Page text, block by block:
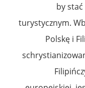
by
turystycznym.
Polskę i